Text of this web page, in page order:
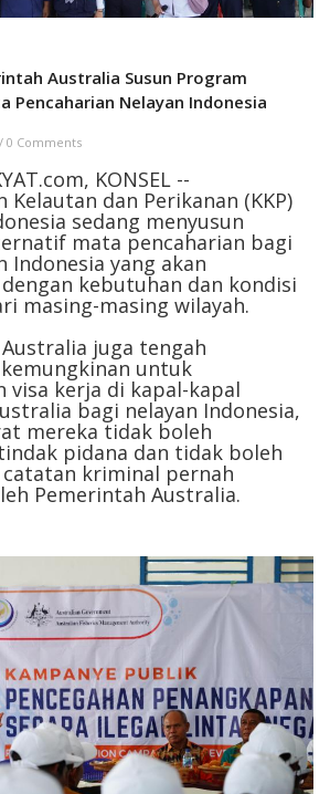
Australia Susun Program
Pencaharian Nelayan Indonesia
/ 0 Comments
KONSEL --
Kelautan dan Perikanan (KKP)
sedang menyusun
mata pencaharian bagi
Indonesia yang akan
kebutuhan dan kondisi
masing-masing wilayah.
juga tengah
untuk
visa kerja di kapal-kapal
bagi nelayan Indonesia,
mereka tidak boleh
pidana dan tidak boleh
kriminal pernah
Pemerintah Australia.